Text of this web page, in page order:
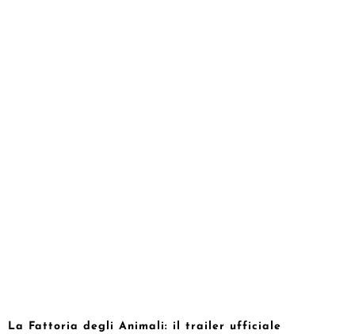
La Fattoria degli Animali: il trailer ufficiale